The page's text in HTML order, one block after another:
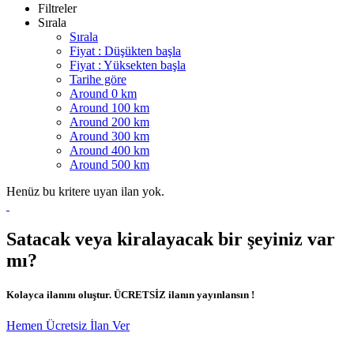
Filtreler
Sırala
Sırala
Fiyat : Düşükten başla
Fiyat : Yüksekten başla
Tarihe göre
Around 0 km
Around 100 km
Around 200 km
Around 300 km
Around 400 km
Around 500 km
Henüz bu kritere uyan ilan yok.
Satacak veya kiralayacak bir şeyiniz var
mı?
Kolayca ilanını oluştur. ÜCRETSİZ ilanın yayınlansın !
Hemen Ücretsiz İlan Ver